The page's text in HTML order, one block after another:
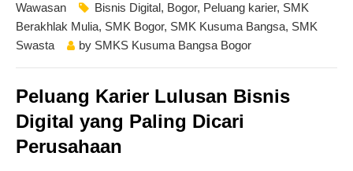
Wawasan
Bisnis Digital, Bogor, Peluang karier, SMK
Berakhlak Mulia, SMK Bogor, SMK Kusuma Bangsa, SMK
Swasta
by SMKS Kusuma Bangsa Bogor
Peluang Karier Lulusan Bisnis
Digital yang Paling Dicari
Perusahaan